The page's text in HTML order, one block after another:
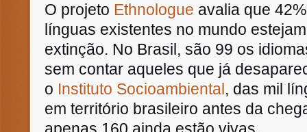
O projeto Ethnologue avalia que
línguas existentes no mundo
extinção. No Brasil, são 99 os
sem contar aqueles que já
o Instituto Socioambiental, das mil
em território brasileiro antes da